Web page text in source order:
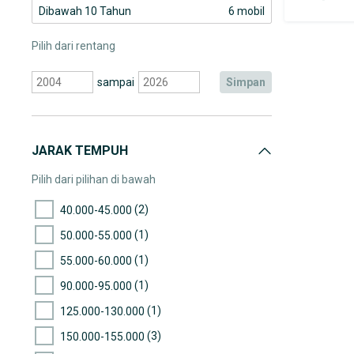
Dibawah 10 Tahun 6 mobil
Pilih dari rentang
sampai simpan
JARAK TEMPUH
Pilih dari pilihan di bawah
40.000-45.000 (2)
50.000-55.000 (1)
55.000-60.000 (1)
90.000-95.000 (1)
125.000-130.000 (1)
150.000-155.000 (3)